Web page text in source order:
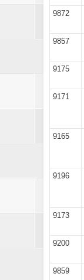
9872
9857
9175
9171
9165
9196
9173
9200
9859